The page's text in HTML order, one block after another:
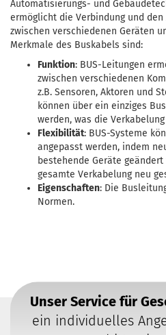
Automatisierungs- und
ermöglicht die Verbindung und den
zwischen verschiedenen Geräten
Merkmale des Buskabels sind:
Funktion: BUS-Leitungen
zwischen verschiedenen
z.B. Sensoren, Aktoren und
können über ein einziges
werden, was die
Flexibilität: BUS-Systeme
angepasst werden, indem
bestehende Geräte
gesamte Verkabelung neu
Eigenschaften: Die
Normen.
Unser Service für
ein individuelles